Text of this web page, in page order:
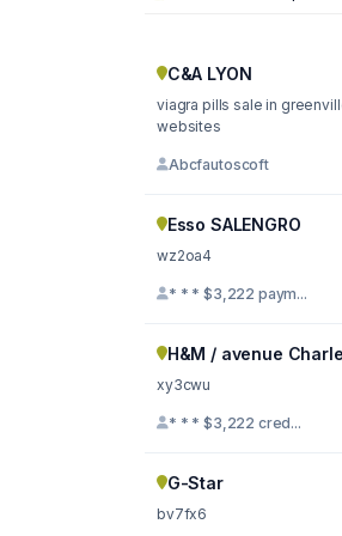
C&A LYON
viagra pills sale in greenville
websites
Abcfautoscoft
Esso SALENGRO
wz2oa4
* * * $3,222 paym...
H&M / avenue
xy3cwu
* * * $3,222 cred...
G-Star
bv7fx6